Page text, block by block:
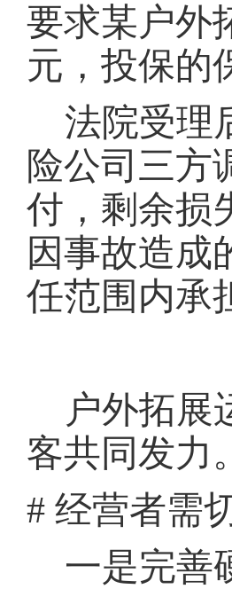
要求某户外
元，投保的
法院受理
险公司三方
付，剩余损
因事故造成
任范围内承
户外拓展
客共同发力。
# 经营者需
一是完善